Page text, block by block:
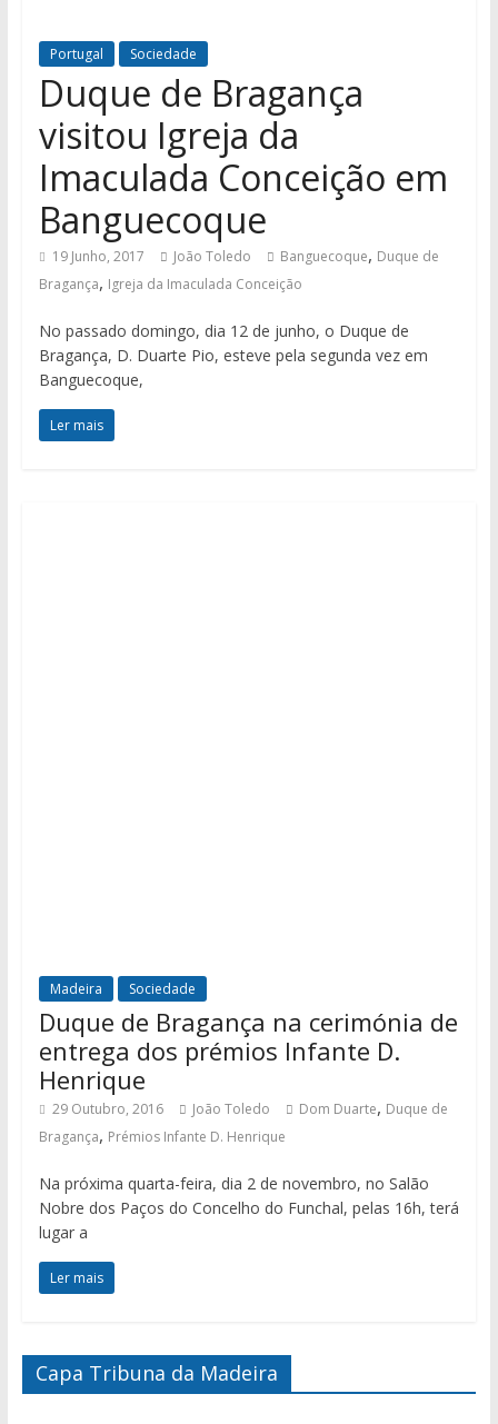
Portugal Sociedade
Duque de Bragança
visitou Igreja da
Imaculada Conceição em
Banguecoque
19 Junho, 2017 João Toledo Banguecoque, Duque de
Bragança, Igreja da Imaculada Conceição
No passado domingo, dia 12 de junho, o Duque de
Bragança, D. Duarte Pio, esteve pela segunda vez em
Banguecoque,
Ler mais
Madeira Sociedade
Duque de Bragança na cerimónia de
entrega dos prémios Infante D.
Henrique
29 Outubro, 2016 João Toledo Dom Duarte, Duque de
Bragança, Prémios Infante D. Henrique
Na próxima quarta-feira, dia 2 de novembro, no Salão
Nobre dos Paços do Concelho do Funchal, pelas 16h, terá
lugar a
Ler mais
Capa Tribuna da Madeira